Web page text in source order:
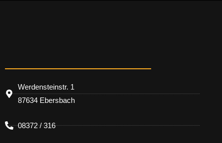
Werdensteinstr. 1
87634 Ebersbach
08372 / 316